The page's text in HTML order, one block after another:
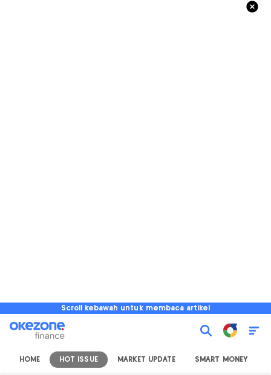
Scroll kebawah untuk membaca artikel
HOME HOT ISSUE MARKET UPDATE SMART MONEY